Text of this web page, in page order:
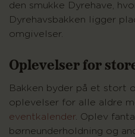
den smukke Dyrehave,
Dyrehavsbakken ligger
omgivelser.
Oplevelser for
Bakken byder på et stort
oplevelser for alle aldre
eventkalender. Oplev
børneunderholdning og